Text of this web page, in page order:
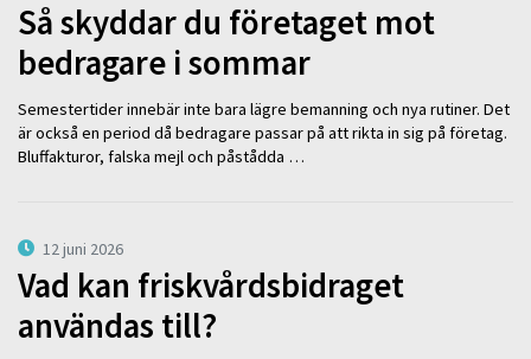
Så skyddar du företaget mot
bedragare i sommar
Semestertider innebär inte bara lägre bemanning och nya rutiner. Det
är också en period då bedragare passar på att rikta in sig på företag.
Bluffakturor, falska mejl och påstådda …
12 juni 2026
Vad kan friskvårdsbidraget
användas till?